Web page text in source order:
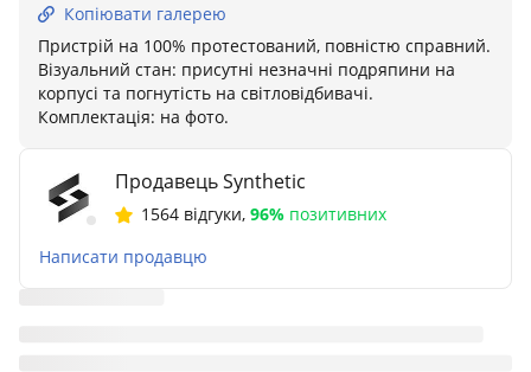
Копіювати галерею
Пристрій на 100% протестований, повністю справний.
Візуальний стан: присутні незначні подряпини на
корпусі та погнутість на світловідбивачі.
Комплектація: на фото.
Продавець Synthetic
1564 відгуки, 96% позитивних
Написати продавцю